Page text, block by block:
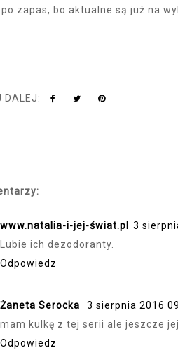
zapas, bo aktualne są już na
DALEJ:
www.natalia-i-jej-świat.pl
3
Lubie ich dezodoranty.
Odpowiedz
Żaneta Serocka
3 sierpnia 2016
mam kulkę z tej serii ale jeszcze
Odpowiedz